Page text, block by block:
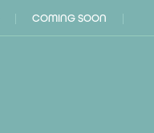
COMING SOON